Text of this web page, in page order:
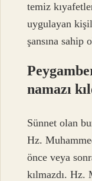
temiz
uygulayan
şansına sahip
namazı
Sünnet olan
Hz.
önce veya
kılmazdı. Hz.